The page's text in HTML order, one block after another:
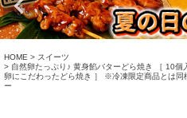
HOME
スイーツ
自然卵たっぷり♪ 黄身餡バターどら焼き ［ 10
卵にこだわったどら焼き ］ ※冷凍限定商品とは同
ー